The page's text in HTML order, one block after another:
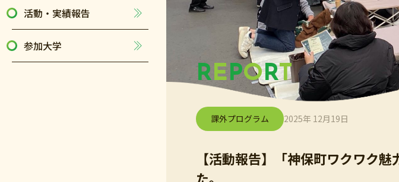
活動・実績報告
参加大学
REPORT
課外プログラム 2025年 12月19日
【活動報告】「神保町ワクワク
た。